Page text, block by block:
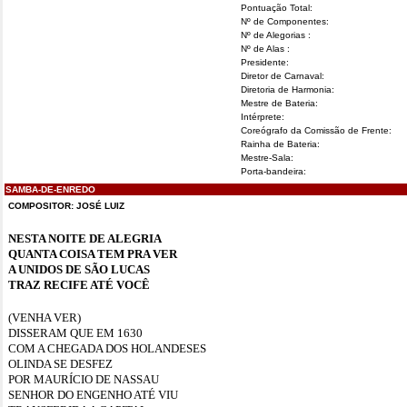
Pontuação Total:
Nº de Componentes:
Nº de Alegorias :
Nº de Alas :
Presidente:
Diretor de Carnaval:
Diretoria de Harmonia:
Mestre de Bateria:
Intérprete:
Coreógrafo da Comissão de Frente:
Rainha de Bateria:
Mestre-Sala:
Porta-bandeira:
SAMBA-DE-ENREDO
COMPOSITOR: JOSÉ LUIZ
NESTA NOITE DE ALEGRIA
QUANTA COISA TEM PRA VER
A UNIDOS DE SÃO LUCAS
TRAZ RECIFE ATÉ VOCÊ
(VENHA VER)
DISSERAM QUE EM 1630
COM A CHEGADA DOS HOLANDESES
OLINDA SE DESFEZ
POR MAURÍCIO DE NASSAU
SENHOR DO ENGENHO ATÉ VIU